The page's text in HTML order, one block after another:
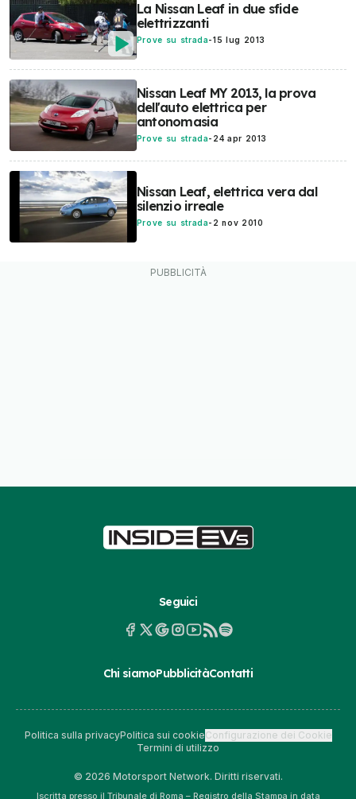
La Nissan Leaf in due sfide
elettrizzanti
Prove su strada-15 lug 2013
Nissan Leaf MY 2013, la prova
dell'auto elettrica per
antonomasia
Prove su strada- 24 apr 2013
Nissan Leaf, elettrica vera dal
silenzio irreale
Prove su strada- 2 nov 2010
Seguici
Chi siamoPubblicitàContatti
Politica sulla privacyPolitica sui cookieConfigurazione dei Cookie
Termini di utilizzo
© 2026 Motorsport Network. Diritti riservati.
Iscritta presso il Tribunale di Roma – Registro della Stampa in data